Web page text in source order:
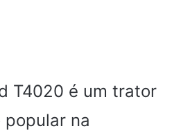
T4020 é um trator
na